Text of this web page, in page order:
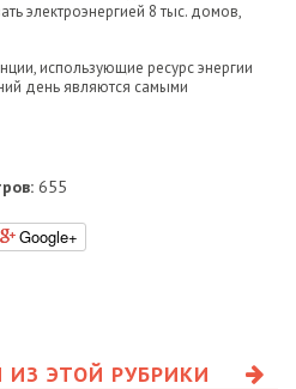
электроэнергией 8 тыс. домов,
использующие ресурс энергии
день являются самыми
655
Google+
ЭТОЙ РУБРИКИ